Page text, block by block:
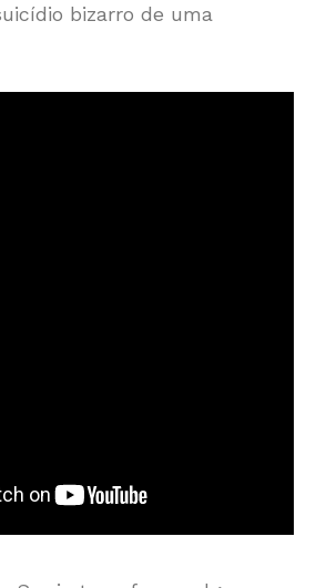
bizarro de uma